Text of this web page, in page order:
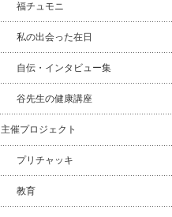
福チュモニ
私の出会った在日
自伝・インタビュー集
谷先生の健康講座
主催プロジェクト
プリチャッキ
教育